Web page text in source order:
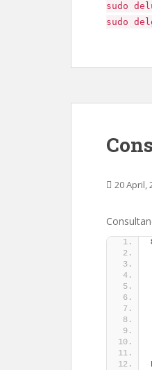
sudo
sudo
20 April,